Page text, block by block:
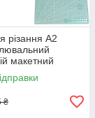
різання А2
макетний
₴